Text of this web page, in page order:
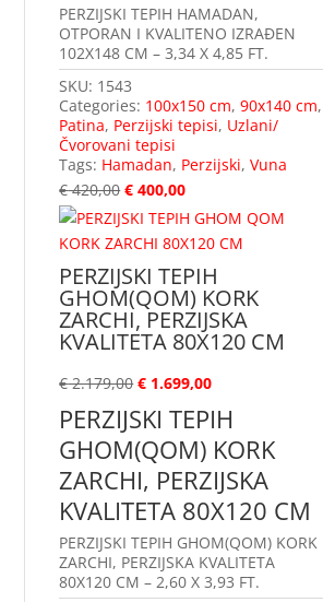
PERZIJSKI TEPIH HAMADAN,
OTPORAN I KVALITENO IZRAĐEN
102X148 CM – 3,34 X 4,85 FT.
SKU: 1543
Categories: 100x150 cm,90x140 cm,
Patina, Perzijski tepisi, Uzlani/
Čvorovani tepisi
Tags: Hamadan, Perzijski,Vuna
€420,00 € 400,00
PERZIJSKI TEPIH
GHOM(QOM) KORK
ZARCHI, PERZIJSKA
KVALITETA 80X120 CM
€2.179,00 € 1.699,00
PERZIJSKI TEPIH
GHOM(QOM) KORK
ZARCHI, PERZIJSKA
KVALITETA 80X120 CM
PERZIJSKI TEPIH GHOM(QOM) KORK
ZARCHI, PERZIJSKA KVALITETA
80X120 CM – 2,60 X 3,93 FT.